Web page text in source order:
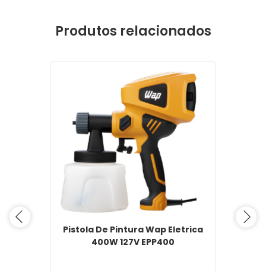
Produtos relacionados
Pistola De Pintura Wap Eletrica
400W 127V EPP400